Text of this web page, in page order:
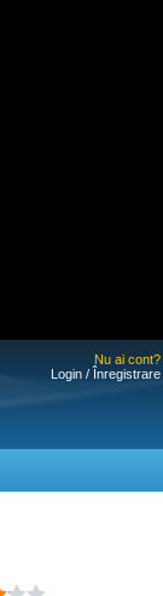
Nu ai cont?
Login / Înregistrare